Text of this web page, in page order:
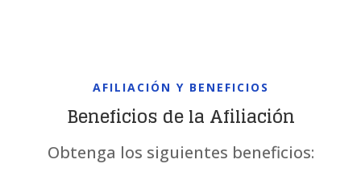
AFILIACIÓN Y BENEFICIOS
Beneficios de la Afiliación
Obtenga los siguientes beneficios: